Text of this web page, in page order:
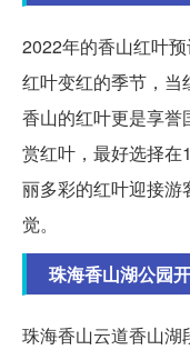
2022年的香山红叶
红叶变红的季节，当
香山的红叶更是享
赏红叶，最好选择在
丽多彩的红叶迎接
觉。
珠海香山湖公园
珠海香山云道香山湖